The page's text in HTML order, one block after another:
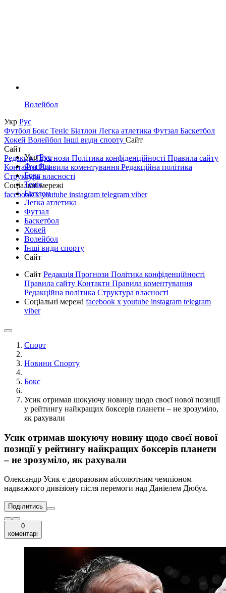
Волейбол
Укр Рус
Футбол Бокс Теніс Біатлон Легка атлетика Футзал Баскетбол
Хокей Волейбол Інші види спорту Сайт
Сайт
РедакціяПрогнози Політика конфіденційності Правила сайту
КонтактиПравила коментування Редакційна політика
Структура власності
Соціальні мережі
facebookxyoutube instagram telegram viber
УкрРус
Футбол
Бокс
Теніс
Біатлон
Легка атлетика
Футзал
Баскетбол
Хокей
Волейбол
Інші види спорту
Сайт
Сайт Редакція Прогнози Політика конфіденційності
Правила сайту Контакти Правила коментування
Редакційна політика Структура власності
Соціальні мережі facebook x youtube instagram telegram
viber
Спорт
Новини Спорту
Бокс
Усик отримав шокуючу новину щодо своєї нової позиції
у рейтингу найкращих боксерів планети – не зрозуміло,
як рахували
Усик отримав шокуючу новину щодо своєї нової
позиції у рейтингу найкращих боксерів планети
– не зрозуміло, як рахували
Олександр Усик є дворазовим абсолютним чемпіоном
надважкого дивізіону після перемоги над Даніелем Дюбуа.
Поділитись
0
коментарі